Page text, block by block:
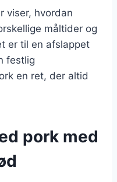
viser, hvordan
måltider og
er til en afslappet
festlig
en ret, der altid
pork med